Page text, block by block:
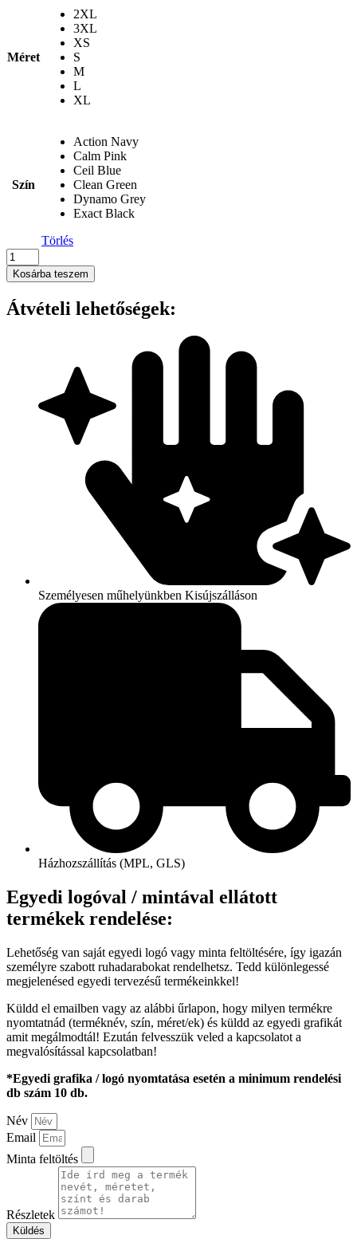
Méret
2XL
3XL
XS
S
M
L
XL
Szín
Action Navy
Calm Pink
Ceil Blue
Clean Green
Dynamo Grey
Exact Black
Törlés
Onna
-
'INVINCIBLE'
WOMEN’S
ONNA-
Kosárba teszem
Átvételi lehetőségek:
Személyesen műhelyünkben Kisújszálláson
Házhozszállítás (MPL, GLS)
Egyedi logóval / mintával ellátott
termékek rendelése:
Lehetőség van saját egyedi logó vagy minta feltöltésére, így igazán
személyre szabott ruhadarabokat rendelhetsz. Tedd különlegessé
megjelenésed egyedi tervezésű termékeinkkel!
Küldd el emailben vagy az alábbi űrlapon, hogy milyen termékre
nyomtatnád (terméknév, szín, méret/ek) és küldd az egyedi grafikát
amit megálmodtál! Ezután felvesszük veled a kapcsolatot a
megvalósítással kapcsolatban!
*Egyedi grafika / logó nyomtatása esetén a minimum rendelési
db szám 10 db.
Név
Email
Minta feltöltés
Részletek
Küldés